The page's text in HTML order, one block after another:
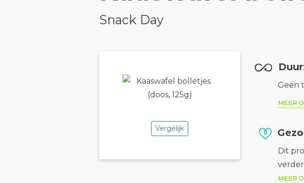
Snack Day
Vergelijk
Geen
MEER
Dit
MEER